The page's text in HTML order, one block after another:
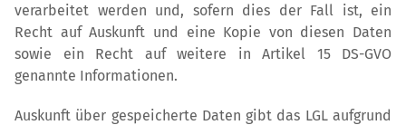
verarbeitet werden und, sofern dies der Fall ist, ein
Recht auf Auskunft und eine Kopie von diesen Daten
sowie ein Recht auf weitere in Artikel 15 DS-GVO
genannte Informationen.
Auskunft über gespeicherte Daten gibt das LGL aufgrund